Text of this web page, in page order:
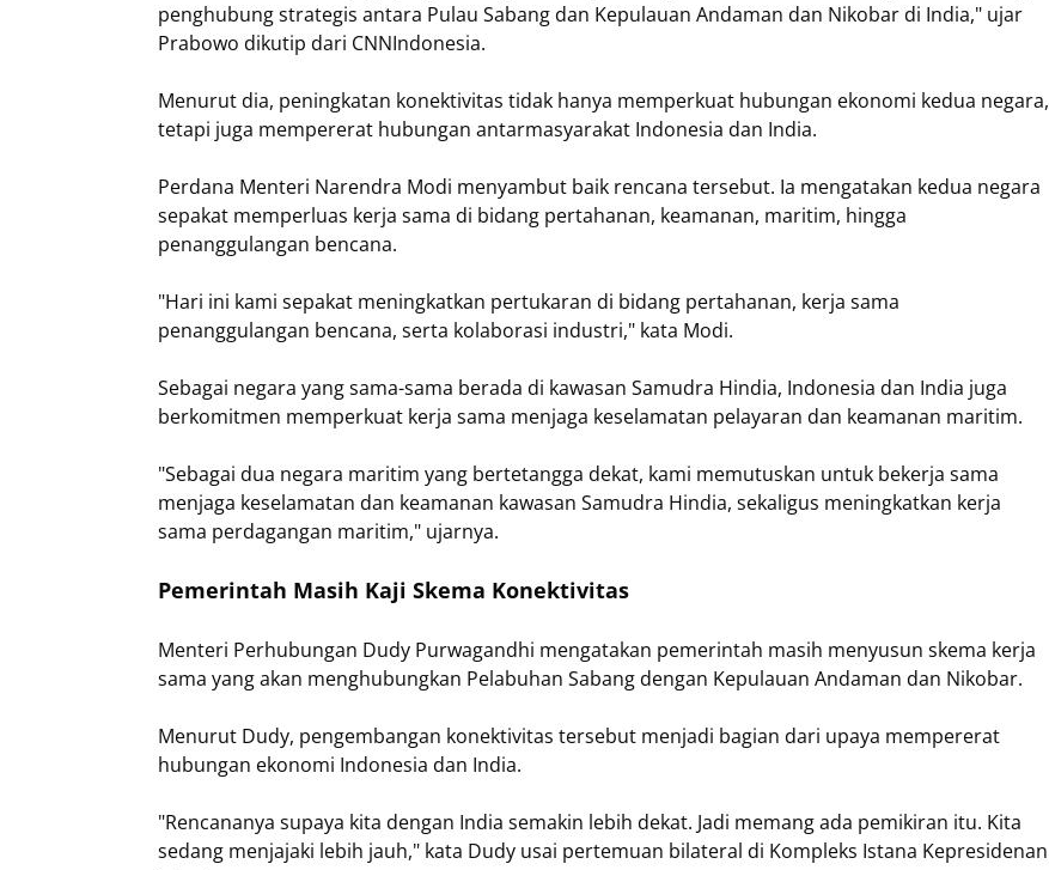
penghubung strategis antara Pulau Sabang dan Kepulauan Andaman dan Nikobar di India," ujar
Prabowo dikutip dari CNNIndonesia.
Menurut dia, peningkatan konektivitas tidak hanya memperkuat hubungan ekonomi kedua negara,
tetapi juga mempererat hubungan antarmasyarakat Indonesia dan India.
Perdana Menteri Narendra Modi menyambut baik rencana tersebut. Ia mengatakan kedua negara
sepakat memperluas kerja sama di bidang pertahanan, keamanan, maritim, hingga
penanggulangan bencana.
"Hari ini kami sepakat meningkatkan pertukaran di bidang pertahanan, kerja sama
penanggulangan bencana, serta kolaborasi industri," kata Modi.
Sebagai negara yang sama-sama berada di kawasan Samudra Hindia, Indonesia dan India juga
berkomitmen memperkuat kerja sama menjaga keselamatan pelayaran dan keamanan maritim.
"Sebagai dua negara maritim yang bertetangga dekat, kami memutuskan untuk bekerja sama
menjaga keselamatan dan keamanan kawasan Samudra Hindia, sekaligus meningkatkan kerja
sama perdagangan maritim," ujarnya.
Pemerintah Masih Kaji Skema Konektivitas
Menteri Perhubungan Dudy Purwagandhi mengatakan pemerintah masih menyusun skema kerja
sama yang akan menghubungkan Pelabuhan Sabang dengan Kepulauan Andaman dan Nikobar.
Menurut Dudy, pengembangan konektivitas tersebut menjadi bagian dari upaya mempererat
hubungan ekonomi Indonesia dan India.
"Rencananya supaya kita dengan India semakin lebih dekat. Jadi memang ada pemikiran itu. Kita
sedang menjajaki lebih jauh," kata Dudy usai pertemuan bilateral di Kompleks Istana Kepresidenan